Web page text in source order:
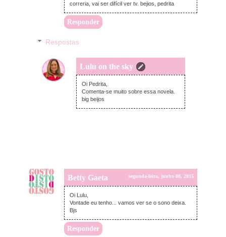
correria, vai ser difícil ver tv. bejios, pedrita
Responder
Respostas
Lulu on the sky
quarta-feira, junho 10, 2015
Oi Pedrita,
Comenta-se muito sobre essa novela.
big beijos
Betty Gaeta segunda-feira, junho 08, 2015
Oi Lulu,
Vontade eu tenho... vamos ver se o sono deixa.
Bjs
Responder